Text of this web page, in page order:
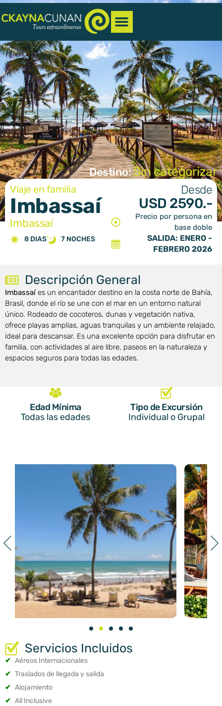
Destino:Sin categorizar
Viaje en familia
Imbassaí
Imbassaí
8 DIAS 7 NOCHES
Desde
USD 2590.-
Precio por persona en
base doble
SALIDA: ENERO -
FEBRERO 2026
Descripción General
Imbassaí es un encantador destino en la costa norte de Bahía,
Brasil, donde el río se une con el mar en un entorno natural
único. Rodeado de cocoteros, dunas y vegetación nativa,
ofrece playas amplias, aguas tranquilas y un ambiente relajado,
ideal para descansar. Es una excelente opción para disfrutar en
familia, con actividades al aire libre, paseos en la naturaleza y
espacios seguros para todas las edades.
Edad Mínima
Todas las edades
Tipo de Excursión
Individual o Grupal
Servicios Incluidos
✔ Aéreos Internacionales
✔ Traslados de llegada y salida
✔ Alojamiento
✔ All Inclusive